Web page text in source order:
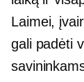
Laimei,
gali padėti